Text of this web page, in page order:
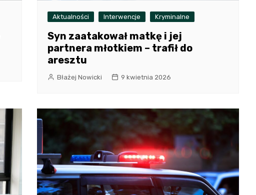
Aktualności Interwencje Kryminalne
Syn zaatakował matkę i jej
partnera młotkiem – trafił do
aresztu
Błażej Nowicki 9 kwietnia 2026